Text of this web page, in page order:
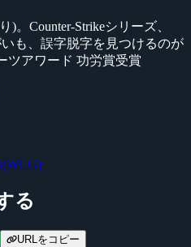
)。Counter-Strikeシリーズ、
も、誤字脱字を見つけるのが
ツアワード 功労賞受賞
る
URLをコピー